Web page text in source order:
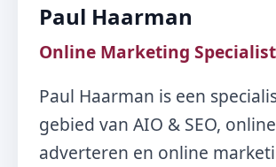
Paul Haarman
Online Marketing Specialist
Paul Haarman is een
gebied van AIO & SEO, online
adverteren en online